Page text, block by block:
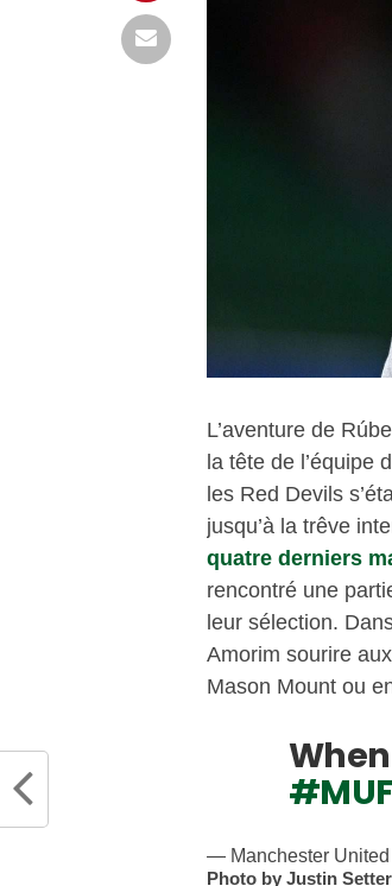
L’aventure de
la tête de l’équipe
les Red Devils
jusqu’à la trêve
quatre derniers
rencontré une
leur sélection.
Amorim sourire
Mason Mount ou
— Manchester United
Photo by Justin